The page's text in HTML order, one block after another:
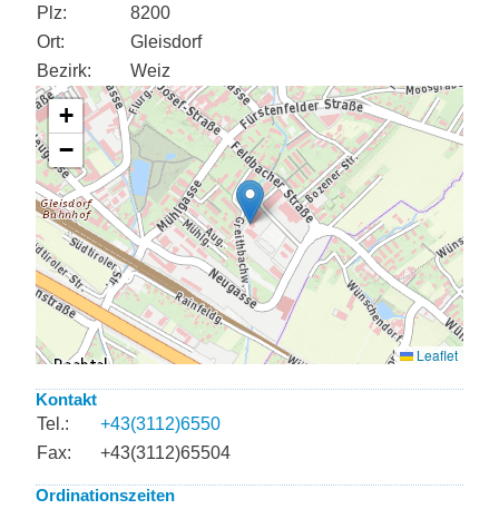
Plz:
8200
Ort:
Gleisdorf
Bezirk:
Weiz
Kontakt
Tel.:
+43(3112)6550
Fax:
+43(3112)65504
Ordinationszeiten